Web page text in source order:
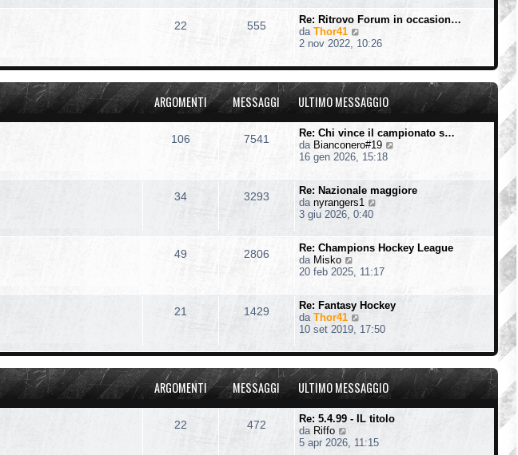
o
e
s
a
g
g
i
o
i
u
m
o
m
s
a
o
22 555
Re: Ritrovo Forum in occasion…
da Thor41
e
i
l
t
m
o
m
e
s
a
g
i
o
2 nov 2022, 10:26
ARGOMENTI MESSAGGI ULTIMO MESSAGGIO
106 7541
Re: Chi vince il campionato s…
da Bianconero#19
i
u
m
o
a
o
16 gen 2026, 15:18
34 3293
Re: Nazionale maggiore
da nyrangers1
i
u
t
m
o
e
s
a
g
g
i
o
3 giu 2026, 0:40
49 2806
Re: Champions Hockey League
da Misko
u
l
t
m
o
m
e
s
g
20 feb 2025, 11:17
21 1429
Re: Fantasy Hockey
da Thor41
e
i
l
t
m
o
m
e
10 set 2019, 17:50
ARGOMENTI MESSAGGI ULTIMO MESSAGGIO
22 472
Re: 5.4.99 - IL titolo
da Riffo
e
5 apr 2026, 11:15